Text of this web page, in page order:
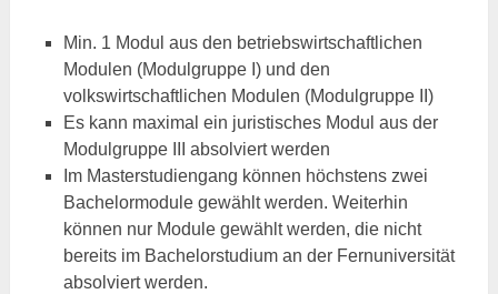
Min. 1 Modul aus den betriebswirtschaftlichen
Modulen (Modulgruppe I) und den
volkswirtschaftlichen Modulen (Modulgruppe II)
Es kann maximal ein juristisches Modul aus der
Modulgruppe III absolviert werden
Im Masterstudiengang können höchstens zwei
Bachelormodule gewählt werden. Weiterhin
können nur Module gewählt werden, die nicht
bereits im Bachelorstudium an der Fernuniversität
absolviert werden.